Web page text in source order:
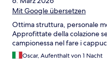
Mit Google übersetzen
Ottima struttura, personale
Approfittate della colazione
campionessa nel fare i
Oscar, Aufenthalt von 1 Nacht